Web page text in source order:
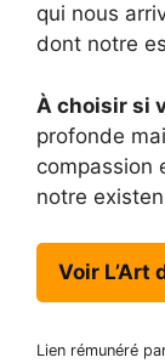
qui nous
dont notre
À choisir si
profonde
compassion
notre
Voir L’Art
Lien rémunéré